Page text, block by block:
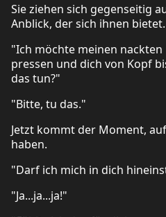
Sie ziehen sich gegenseitig
Anblick, der sich ihnen bietet.
"Ich möchte meinen
pressen und dich von Kopf
das tun?"
"Bitte, tu das."
Jetzt kommt der Moment,
haben.
"Darf ich mich in dich
"Ja...ja...ja!"